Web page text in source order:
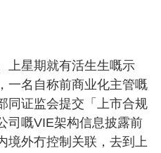
上星期就有活生生嘅示
一名自称前商业化主管嘅
同证监会提交「上市合规
司嘅VIE架构信息披露前
外冇控制关联，去到上